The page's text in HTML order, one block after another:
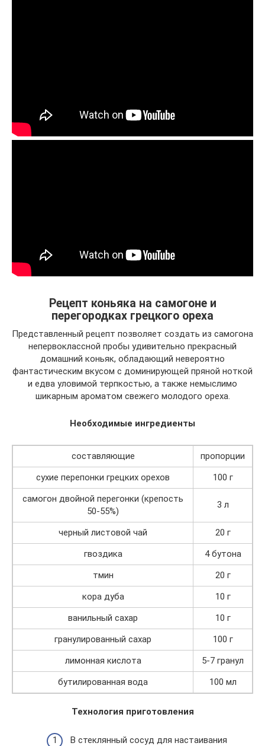
Рецепт коньяка на самогоне и
перегородках грецкого ореха
Представленный рецепт позволяет создать из самогона
непервоклассной пробы удивительно прекрасный
домашний коньяк, обладающий невероятно
фантастическим вкусом с доминирующей пряной ноткой
и едва уловимой терпкостью, а также немыслимо
шикарным ароматом свежего молодого ореха.
Необходимые ингредиенты
составляющие
пропорции
сухие перепонки грецких орехов
100 г
самогон двойной перегонки (крепость
50-55%)
3 л
черный листовой чай
20 г
гвоздика
4 бутона
тмин
20 г
кора дуба
10 г
ванильный сахар
10 г
гранулированный сахар
100 г
лимонная кислота
5-7 гранул
бутилированная вода
100 мл
Технология приготовления
В стеклянный сосуд для настаивания